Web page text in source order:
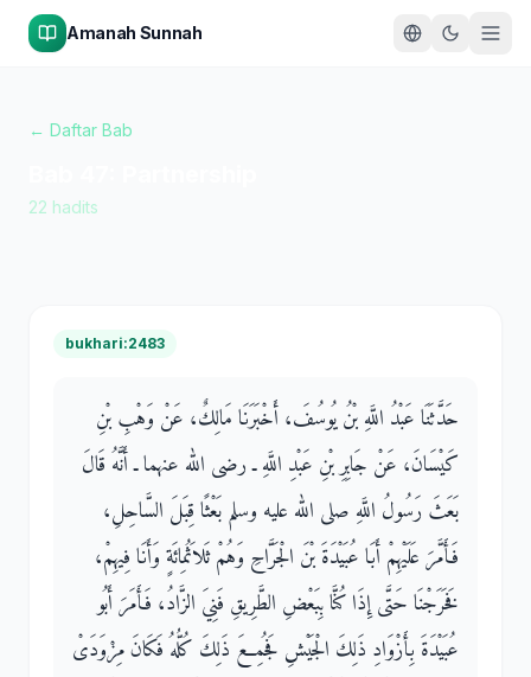
Amanah Sunnah
← Daftar Bab
22 hadits
bukhari:2483
حَدَّثَنَا عَبْدُ اللَّهِ بْنُ يُوسُفَ، أَخْبَرَنَا مَالِكٌ، عَنْ وَهْبِ بْنِ
كَيْسَانَ، عَنْ جَابِرِ بْنِ عَبْدِ اللَّهِ ـ رضى الله عنهما ـ أَنَّهُ قَالَ
بَعَثَ رَسُولُ اللَّهِ صلى الله عليه وسلم بَعْثًا قِبَلَ السَّاحِلِ،
فَأَمَّرَ عَلَيْهِمْ أَبَا عُبَيْدَةَ بْنَ الْجَرَّاحِ وَهُمْ ثَلاَثُمِائَةٍ وَأَنَا فِيهِمْ،
فَخَرَجْنَا حَتَّى إِذَا كُنَّا بِبَعْضِ الطَّرِيقِ فَنِيَ الزَّادُ، فَأَمَرَ أَبُو
عُبَيْدَةَ بِأَزْوَادِ ذَلِكَ الْجَيْشِ فَجُمِعَ ذَلِكَ كُلُّهُ فَكَانَ مِزْوَدَىْ